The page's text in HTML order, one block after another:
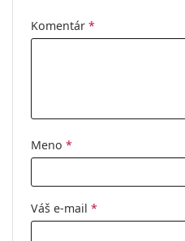
Komentár *
Meno *
Váš e-mail *